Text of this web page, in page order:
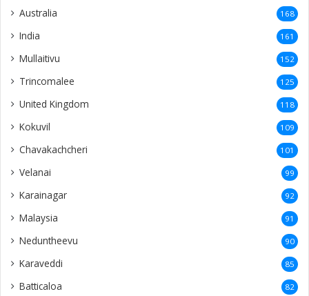
Karainagar 92
Malaysia 91
Neduntheevu 90
Karaveddi 85
Batticaloa 82
Nallur 82
Manipay 79
Norway 73
Valvettithurai 73
Urumpirai 71
Achchuveli 69
Thirunelveli 69
Kondavil 69